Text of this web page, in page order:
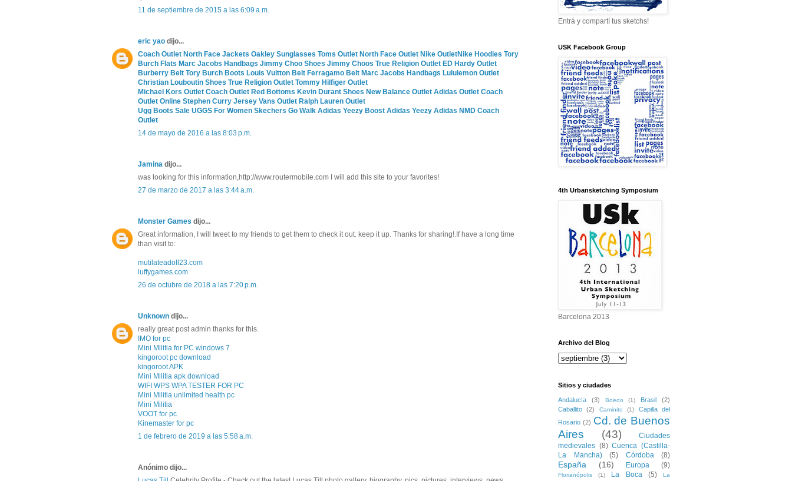
11 de septiembre de 2015 a las 6:09 a.m.
eric yao dijo...
Coach Outlet North Face Jackets Oakley Sunglasses Toms Outlet North Face Outlet Nike OutletNike Hoodies Tory
Burch Flats Marc Jacobs Handbags Jimmy Choo Shoes Jimmy Choos True Religion Outlet ED Hardy Outlet
Burberry Belt Tory Burch Boots Louis Vuitton Belt Ferragamo Belt Marc Jacobs Handbags Lululemon Outlet
Christian Louboutin Shoes True Religion Outlet Tommy Hilfiger Outlet
Michael Kors Outlet Coach Outlet Red Bottoms Kevin Durant Shoes New Balance Outlet Adidas Outlet Coach
Outlet Online Stephen Curry Jersey Vans Outlet Ralph Lauren Outlet
Ugg Boots Sale UGGS For Women Skechers Go Walk Adidas Yeezy Boost Adidas Yeezy Adidas NMD Coach
Outlet
14 de mayo de 2016 a las 8:03 p.m.
Jamina dijo...
was looking for this information,http://www.routermobile.com I will add this site to your favorites!
27 de marzo de 2017 a las 3:44 a.m.
Monster Games dijo...
Great information, I will tweet to my friends to get them to check it out. keep it up. Thanks for sharing!.If have a long time
than visit to:
mutilateadoll23.com
luffygames.com
26 de octubre de 2018 a las 7:20 p.m.
Unknown dijo...
really great post admin thanks for this.
IMO for pc
Mini Militia for PC windows 7
kingoroot pc download
kingoroot APK
Mini Militia apk download
WIFI WPS WPA TESTER FOR PC
Mini Militia unlimited health pc
Mini Militia
VOOT for pc
Kinemaster for pc
1 de febrero de 2019 a las 5:58 a.m.
Anónimo dijo...
Entrá y compartí tus sketchs!
USK Facebook Group
4th Urbansketching Symposium
Barcelona 2013
Archivo del Blog
Sitios y ciudades
Andalucía (3) Boedo (1) Brasil
(2)
Caballito
(2) Caminito (1)
Capilla del
Rosario (2) Cd. de Buenos
Aires
(43)
Ciudades
medievales (8) Cuenca (Castilla-
La Mancha)
(5) Córdoba (8)
España (16) Europa (9)
Florianópolis (1) La Boca (5)
La